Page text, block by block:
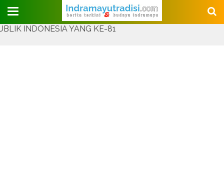
Judul Website
YANG KE-81